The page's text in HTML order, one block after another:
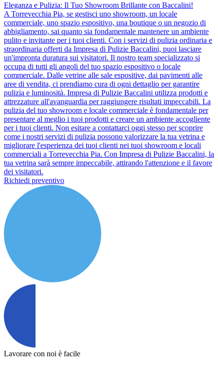
Eleganza e Pulizia: Il Tuo Showroom Brillante con Baccalini!
A Torrevecchia Pia, se gestisci uno showroom, un locale
commerciale, uno spazio espositivo, una boutique o un negozio di
abbigliamento, sai quanto sia fondamentale mantenere un ambiente
pulito e invitante per i tuoi clienti. Con i servizi di pulizia ordinaria e
straordinaria offerti da Impresa di Pulizie Baccalini, puoi lasciare
un'impronta duratura sui visitatori. Il nostro team specializzato si
occupa di tutti gli angoli del tuo spazio espositivo o locale
commerciale. Dalle vetrine alle sale espositive, dai pavimenti alle
aree di vendita, ci prendiamo cura di ogni dettaglio per garantire
pulizia e luminosità. Impresa di Pulizie Baccalini utilizza prodotti e
attrezzature all'avanguardia per raggiungere risultati impeccabili. La
pulizia del tuo showroom e locale commerciale è fondamentale per
presentare al meglio i tuoi prodotti e creare un ambiente accogliente
per i tuoi clienti. Non esitare a contattarci oggi stesso per scoprire
come i nostri servizi di pulizia possono valorizzare la tua vetrina e
migliorare l'esperienza dei tuoi clienti nei tuoi showroom e locali
commerciali a Torrevecchia Pia. Con Impresa di Pulizie Baccalini, la
tua vetrina sarà sempre impeccabile, attirando l'attenzione e il favore
dei visitatori.
Richiedi preventivo
Lavorare con noi è facile